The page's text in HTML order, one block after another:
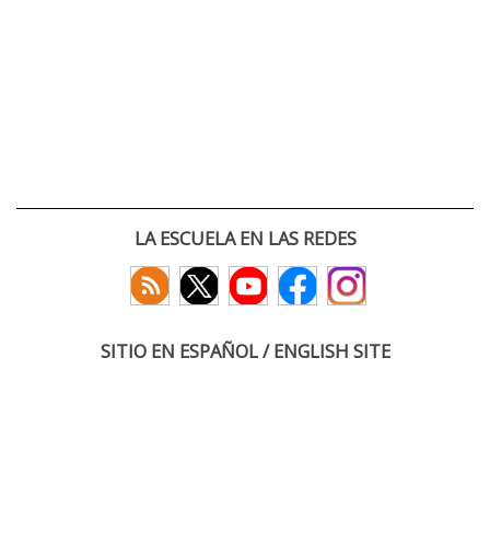
LA ESCUELA EN LAS REDES
SITIO EN ESPAÑOL / ENGLISH SITE